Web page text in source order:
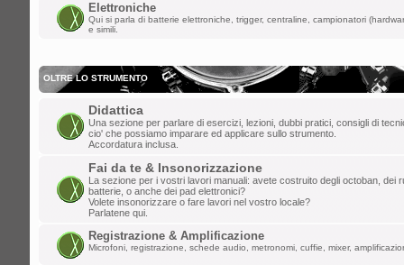
ven mar 21, 2025 6:46 pm
ChupaChups
che ha distrutto i forum per dare la
mar mar 11, 2025 10:13 am
DannyK»Un salutone ragazzi!
ven feb 07, 2025 6:45 pm
Gionz»Evvai! Grande Mr. Tagliatella!
mer dic 25, 2024 8:06 am
Mr.Tagliatella
saluto a tutti, il primo amore non si
Elettroniche
Qui si parla di batterie elettroniche, trigger, centraline, campionatori
e simili.
OLTRE LO STRUMENTO
Didattica
Una sezione per parlare di esercizi, lezioni, dubbi pratici, consigli di
cio' che possiamo imparare ed applicare sullo strumento.
Accordatura inclusa.
Fai da te & Insonorizzazione
La sezione per i vostri lavori manuali: avete costruito degli octoban, dei
batterie, o anche dei pad elettronici?
Volete insonorizzare o fare lavori nel vostro locale?
Parlatene qui.
Registrazione & Amplificazione
Microfoni, registrazione, schede audio, metronomi, cuffie, mixer,